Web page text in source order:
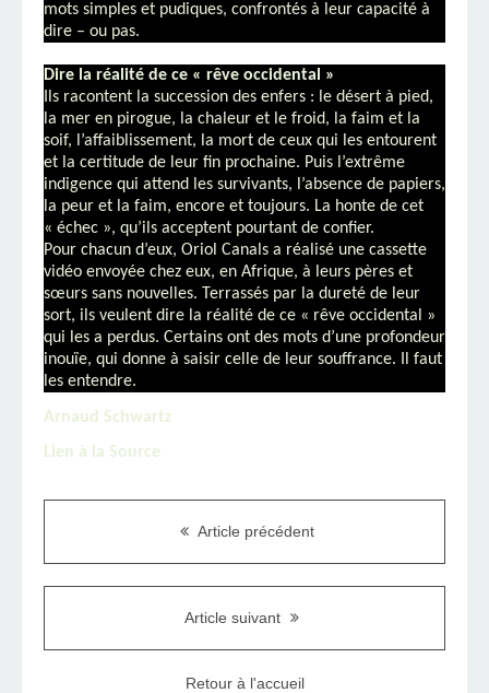
mots simples et pudiques, confrontés à leur capacité à
dire – ou pas.
Dire la réalité de ce « rêve occidental »
Ils racontent la succession des enfers : le désert à pied,
la mer en pirogue, la chaleur et le froid, la faim et la
soif, l’affaiblissement, la mort de ceux qui les entourent
et la certitude de leur fin prochaine. Puis l’extrême
indigence qui attend les survivants, l’absence de papiers,
la peur et la faim, encore et toujours. La honte de cet
« échec », qu’ils acceptent pourtant de confier.
Pour chacun d’eux, Oriol Canals a réalisé une cassette
vidéo envoyée chez eux, en Afrique, à leurs pères et
sœurs sans nouvelles. Terrassés par la dureté de leur
sort, ils veulent dire la réalité de ce « rêve occidental »
qui les a perdus. Certains ont des mots d’une profondeur
inouïe, qui donne à saisir celle de leur souffrance. Il faut
les entendre.
Arnaud Schwartz
Lien à la Source
Article précédent
Article suivant
Retour à l'accueil